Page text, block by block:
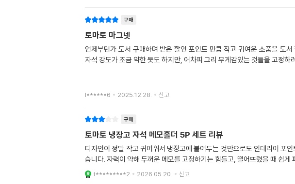
구매
토마토 마그넷
언제부턴가 도서 구매하며 받은 할인 포인트 만큼 작고 귀여운 소품을 도
자석 강도가 조금 약한 듯도 하지만, 어차피 그리 무게감있는 것들을 고정
l******6 2025.12.28. 신고
구매
토마토 냉장고 자석 메모홀더 5P 세트 리뷰
디자인이 정말 작고 귀여워서 냉장고에 붙여두는 것만으로도 인테리어 포
습니다. 자력이 약해 두꺼운 메모를 고정하기는 힘들고, 떨어뜨렸을 때 쉽
t*********2 2026.05.20. 신고